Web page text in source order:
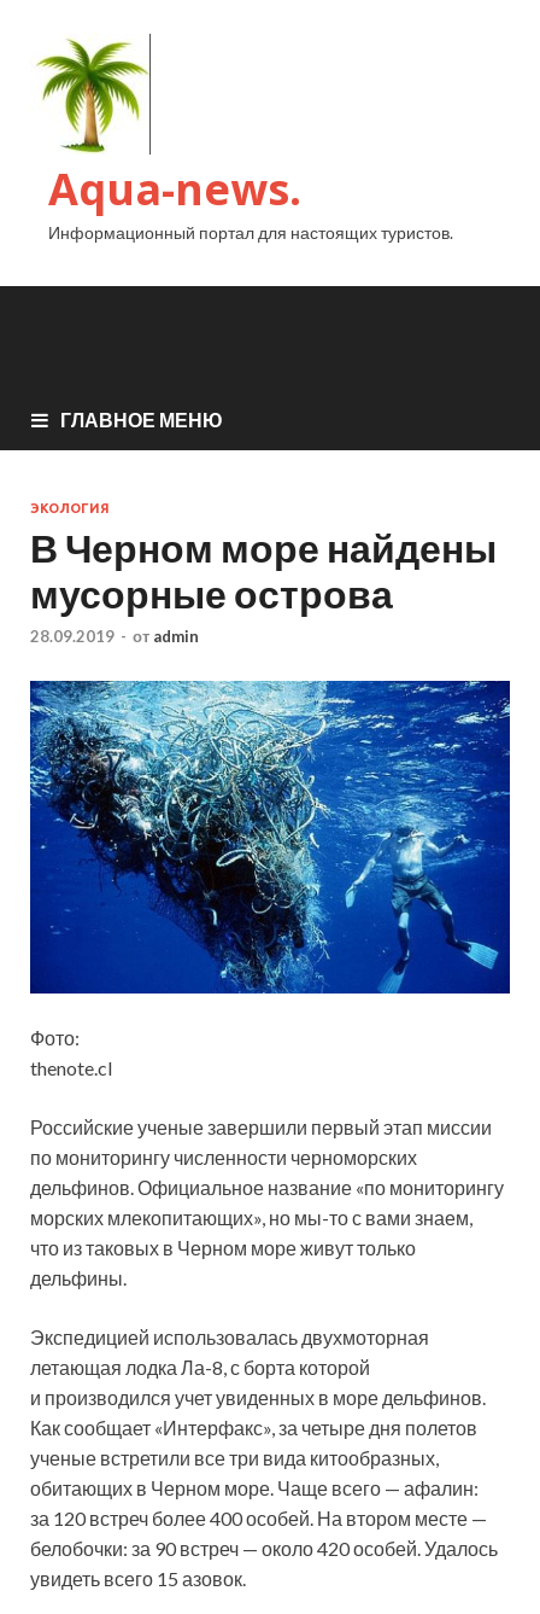
Aqua-news.
Информационный портал для настоящих туристов.
ГЛАВНОЕ МЕНЮ
ЭКОЛОГИЯ
В Черном море найдены
мусорные острова
28.09.2019 - от admin
Фото:
thenote.cl
Российские ученые завершили первый этап миссии
по мониторингу численности черноморских
дельфинов. Официальное название «по мониторингу
морских млекопитающих», но мы-то с вами знаем,
что из таковых в Черном море живут только
дельфины.
Экспедицией использовалась двухмоторная
летающая лодка Ла-8, с борта которой
и производился учет увиденных в море дельфинов.
Как сообщает «Интерфакс», за четыре дня полетов
ученые встретили все три вида китообразных,
обитающих в Черном море. Чаще всего — афалин:
за 120 встреч более 400 особей. На втором месте —
белобочки: за 90 встреч — около 420 особей. Удалось
увидеть всего 15 азовок.